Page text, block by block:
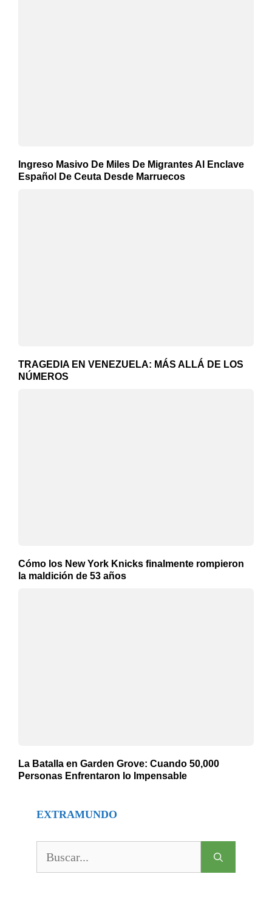
Ingreso Masivo De Miles De Migrantes Al Enclave
Español De Ceuta Desde Marruecos
TRAGEDIA EN VENEZUELA: MÁS ALLÁ DE LOS
NÚMEROS
Cómo los New York Knicks finalmente rompieron
la maldición de 53 años
La Batalla en Garden Grove: Cuando 50,000
Personas Enfrentaron lo Impensable
EXTRAMUNDO